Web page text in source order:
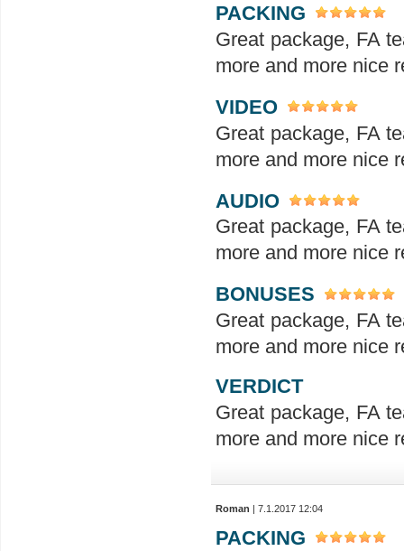
PACKING
Great package, FA
more and more nice
VIDEO
Great package, FA
more and more nice
AUDIO
Great package, FA
more and more nice
BONUSES
Great package, FA
more and more nice
VERDICT
Great package, FA
more and more nice
Roman | 7.1.2017 12:04
PACKING